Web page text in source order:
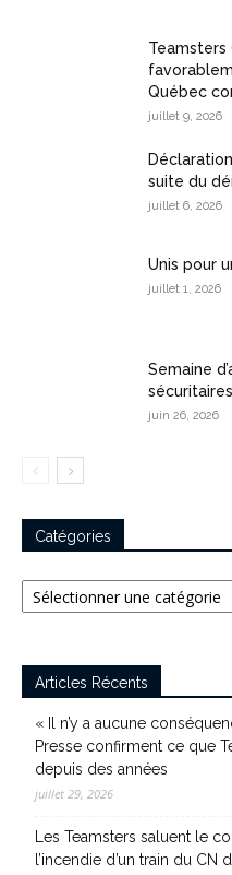
Teamsters
Québec
juillet 9, 2026
suite du
juillet 6, 2026
Unis pour
juillet 1, 2026
Semaine
sécuritaires
juin 26, 2026
Catégories
Catégories
Articles Récents
« Il n’y a aucune
Presse confirment ce que
depuis des années
juillet 29, 2026
Les Teamsters saluent le
l’incendie d’un train du CN